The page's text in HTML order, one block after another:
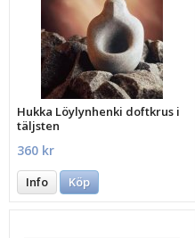
Hukka Löylynhenki doftkrus i
täljsten
360 kr
Info Köp